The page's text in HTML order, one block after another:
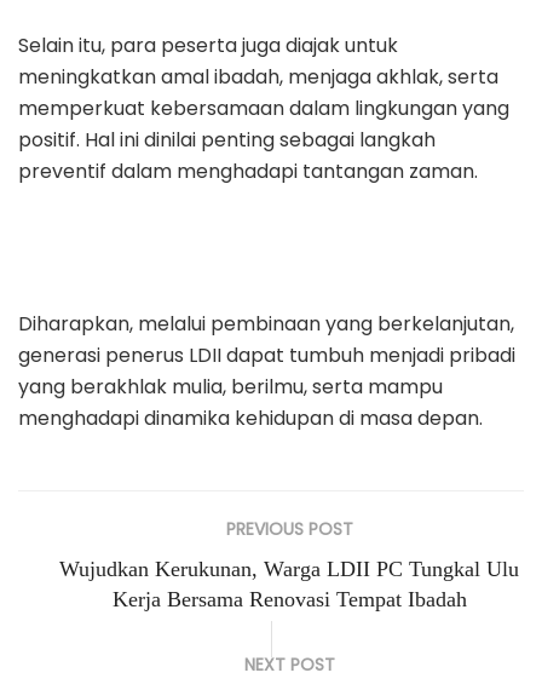
Selain itu, para peserta juga diajak untuk
meningkatkan amal ibadah, menjaga akhlak, serta
memperkuat kebersamaan dalam lingkungan yang
positif. Hal ini dinilai penting sebagai langkah
preventif dalam menghadapi tantangan zaman.
Diharapkan, melalui pembinaan yang berkelanjutan,
generasi penerus LDII dapat tumbuh menjadi pribadi
yang berakhlak mulia, berilmu, serta mampu
menghadapi dinamika kehidupan di masa depan.
PREVIOUS POST
Wujudkan Kerukunan, Warga LDII PC Tungkal Ulu
Kerja Bersama Renovasi Tempat Ibadah
NEXT POST